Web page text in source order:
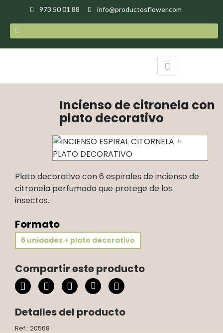
973 50 01 88 info@productosflower.com
Navegación
de
palanca
☰
Incienso de citronela con
plato decorativo
Plato decorativo con 6 espirales de incienso de
citronela perfumada que protege de los
insectos.
Formato
6 unidades + plato decorativo
Compartir este producto
Detalles del producto
Ref.: 20568